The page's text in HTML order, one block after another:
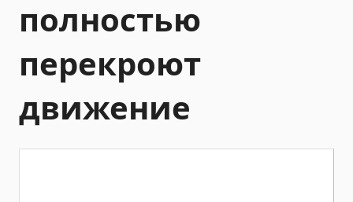
полностью
перекроют
движение